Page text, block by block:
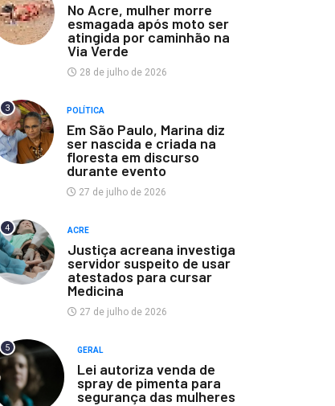
No Acre, mulher morre
esmagada após moto ser
atingida por caminhão na
Via Verde
28 de julho de 2026
3 POLÍTICA
Em São Paulo, Marina diz
ser nascida e criada na
floresta em discurso
durante evento
27 de julho de 2026
4 ACRE
Justiça acreana investiga
servidor suspeito de usar
atestados para cursar
Medicina
27 de julho de 2026
5 GERAL
Lei autoriza venda de
spray de pimenta para
segurança das mulheres